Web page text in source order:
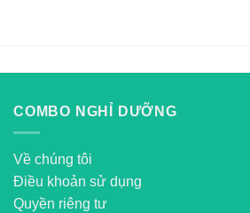
COMBO NGHỈ DƯỠNG
Về chúng tôi
Điều khoản sử dụng
Quyền riêng tư